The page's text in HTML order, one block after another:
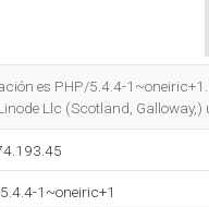
es PHP/5.4.4-
Llc (Scotland,
1~oneiric+1